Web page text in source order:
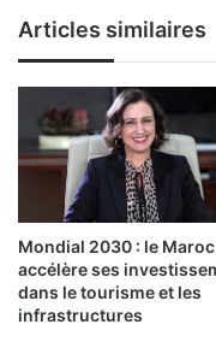
Articles similaires
Mondial 2030 : le Maroc
accélère ses
dans le tourisme et les
infrastructures